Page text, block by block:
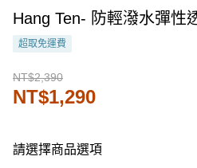
Hang Ten- 防輕潑水彈性
超取免運費
NT$2,390
NT$1,290
請選擇商品選項